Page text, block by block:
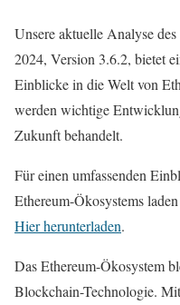
Unsere aktuelle Analyse
2024, Version 3.6.2, bietet
Einblicke in die Welt von
werden wichtige
Zukunft behandelt.
Für einen umfassenden
Ethereum-Ökosystems
Hier herunterladen.
Das Ethereum-Ökosystem
Blockchain-Technologie.